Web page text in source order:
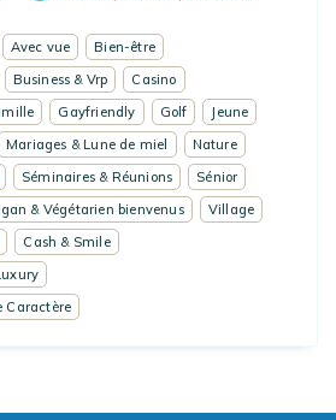
Avec vue
Bien-être
Business & Vrp
Casino
Gayfriendly Golf
Jeune
Mariages & Lune de miel
Nature
Séminaires & Réunions
Sénior
& Végétarien bienvenus
Village
Cash & Smile
Caractère